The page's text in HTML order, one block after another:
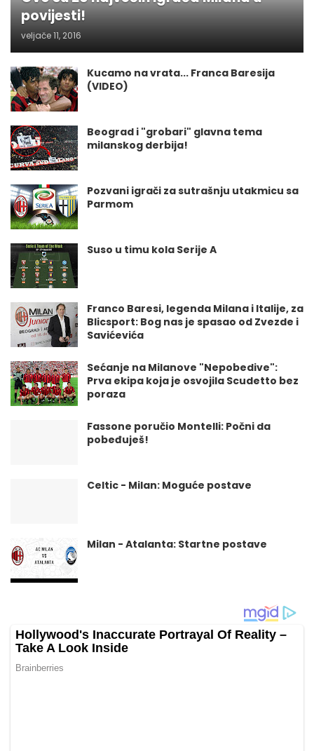
povijesti!
veljače 11, 2016
Kucamo na vrata... Franca Baresija
(VIDEO)
Beograd i "grobari" glavna tema
milanskog derbija!
Pozvani igrači za sutrašnju utakmicu sa
Parmom
Suso u timu kola Serije A
Franco Baresi, legenda Milana i Italije, za
Blicsport: Bog nas je spasao od Zvezde i
Savićevića
Sećanje na Milanove "Nepobedive":
Prva ekipa koja je osvojila Scudetto bez
poraza
Fassone poručio Montelli: Počni da
pobeđuješ!
Celtic - Milan: Moguće postave
Milan - Atalanta: Startne postave